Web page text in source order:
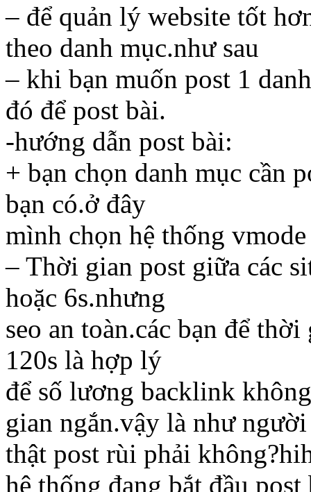
– để quản lý website tốt
theo danh mục.như sau
– khi bạn muốn post 1
đó để post bài.
-hướng dẫn post bài:
+ bạn chọn danh mục cần
bạn có.ở đây
mình chọn hệ thống vmode
– Thời gian post giữa các
hoặc 6s.nhưng
seo an toàn.các bạn để
120s là hợp lý
để số lương backlink
gian ngắn.vậy là như người
thật post rùi phải
hệ thống đang bắt đầu